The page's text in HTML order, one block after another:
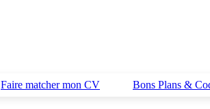
Faire matcher mon CV Bons Plans &